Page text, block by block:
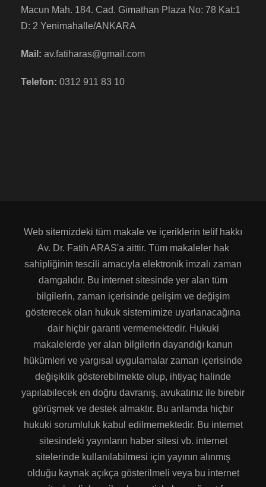
Macun Mah. 184. Cad. Gimathan Plaza No: 78 Kat:1
D: 2 Yenimahalle/ANKARA
Mail: av.fatiharas@gmail.com
Telefon: 0312 911 83 10
Web sitemizdeki tüm makale ve içeriklerin telif hakkı
Av. Dr. Fatih ARAS'a aittir. Tüm makaleler hak
sahipliğinin tescili amacıyla elektronik imzalı zaman
damgalıdır. Bu internet sitesinde yer alan tüm
bilgilerin, zaman içerisinde gelişim ve değişim
gösterecek olan hukuk sistemimize uyarlanacağına
dair hiçbir garanti vermemektedir. Hukuki
makalelerde yer alan bilgilerin dayandığı kanun
hükümleri ve yargısal uygulamalar zaman içerisinde
değişiklik gösterebilmekte olup, ihtiyaç halinde
yapılabilecek en doğru davranış, avukatınız ile birebir
görüşmek ve destek almaktır. Bu anlamda hiçbir
hukuki sorumluluk kabul edilmemektedir. Bu internet
sitesindeki yayınların haber sitesi vb. internet
sitelerinde kullanılabilmesi için yayının alınmış
olduğu kaynak açıkça gösterilmeli veya bu internet